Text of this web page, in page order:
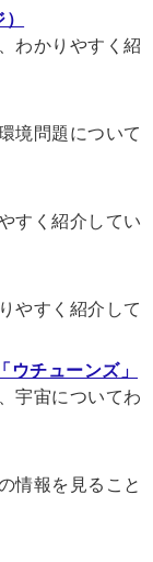
わかりやすく紹
境問題について
すく紹介してい
やすく紹介して
チューンズ」
宇宙についてわ
情報を見ること